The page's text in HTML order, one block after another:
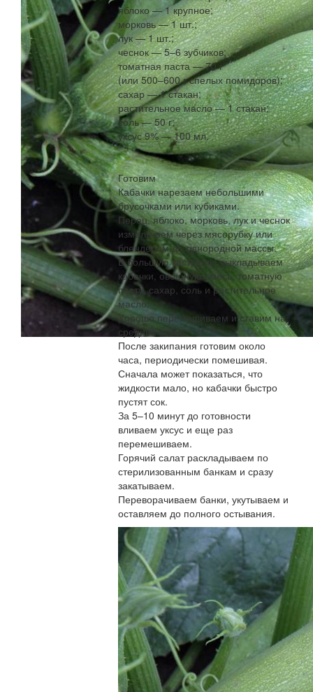
яблоко — 1 крупное;
морковь — 1 шт.;
лук — 1 шт.;
чеснок — 5–6 зубчиков;
томатная паста — 70 г
(или 500–600 г спелых помидоров);
сахар — 1 стакан;
растительное масло — 1 стакан;
соль — 50 г;
уксус 9% — 100 мл.
Готовим
Кабачки нарезаем небольшими
брусочками или кубиками.
Перец, яблоко, морковь, лук и чеснок
измельчаем через мясорубку или
блендером до однородной массы.
В большую кастрюлю выкладываем
кабачки, овощную смесь, томатную
пасту, сахар, соль и растительное
масло.
Хорошо перемешиваем и ставим на
средний огонь.
После закипания готовим около
часа, периодически помешивая.
Сначала может показаться, что
жидкости мало, но кабачки быстро
пустят сок.
За 5–10 минут до готовности
вливаем уксус и еще раз
перемешиваем.
Горячий салат раскладываем по
стерилизованным банкам и сразу
закатываем.
Переворачиваем банки, укутываем и
оставляем до полного остывания.